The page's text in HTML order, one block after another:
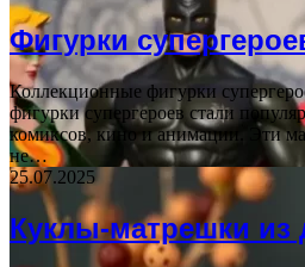
Фигурки
Коллекционные фигурки
фигурки супергероев стали
комиксов, кино и анимации. Эти
не…
25.07.2025
Куклы-матрешки из